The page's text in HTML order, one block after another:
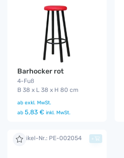
Barhocker rot
4-Fuß
B 38 x L 38 x H 80 cm
ab exkl. MwSt.
ab 5,83 € inkl. MwSt.
Artikel-Nr.: PE-002054 +